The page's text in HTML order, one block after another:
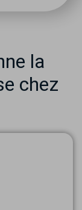
la
chez